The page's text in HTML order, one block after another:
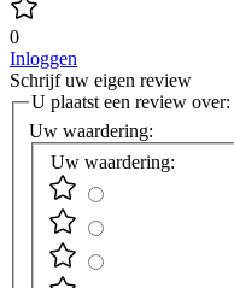
0
Inloggen
Schrijf uw eigen review
U plaatst een review over:
Uw waardering:
Uw waardering: